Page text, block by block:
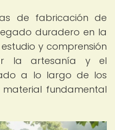
de fabricación de
duradero en la
y comprensión
la artesanía y el
a lo largo de los
fundamental